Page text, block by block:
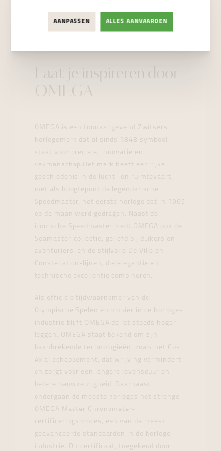
Laat je inspireren door
OMEGA
OMEGA is een toonaangevend Zwitsers
horlogemerk dat al sinds 1848 symbool
staat voor precisie, innovatie en
vakmanschap.Het merk heeft een rijke
geschiedenis in de lucht- en ruimtevaart,
met als hoogtepunt de legendarische
Speedmaster, het eerste horloge dat in 1969
op de maan werd gedragen. Naast de
iconische Speedmaster biedt OMEGA ook de
Seamaster-collectie, geliefd bij duikers en
avonturiers, en de stijlvolle De Ville en
Constellation-lijnen, die elegantie en
technische excellentie combineren.
Als officiële tijdwaarnemer van de
Olympische Spelen en pionier in de horloge-
industrie blijft OMEGA de lat steeds hoger
leggen. OMEGA staat bekend om zijn
baanbrekende technologieën, zoals het Co-
Axial echappement, dat wrijving vermindert
en zorgt voor een langere levensduur en
betere nauwkeurigheid. Daarnaast
ondergaan de meeste horloges het strenge
OMEGA Master Chronometer-
certificeringsproces, een van de meest
geavanceerde standaarden in de horloge-
industrie. Dit certificaat, toegekend door
AANPASSEN ALLES AANVAARDEN